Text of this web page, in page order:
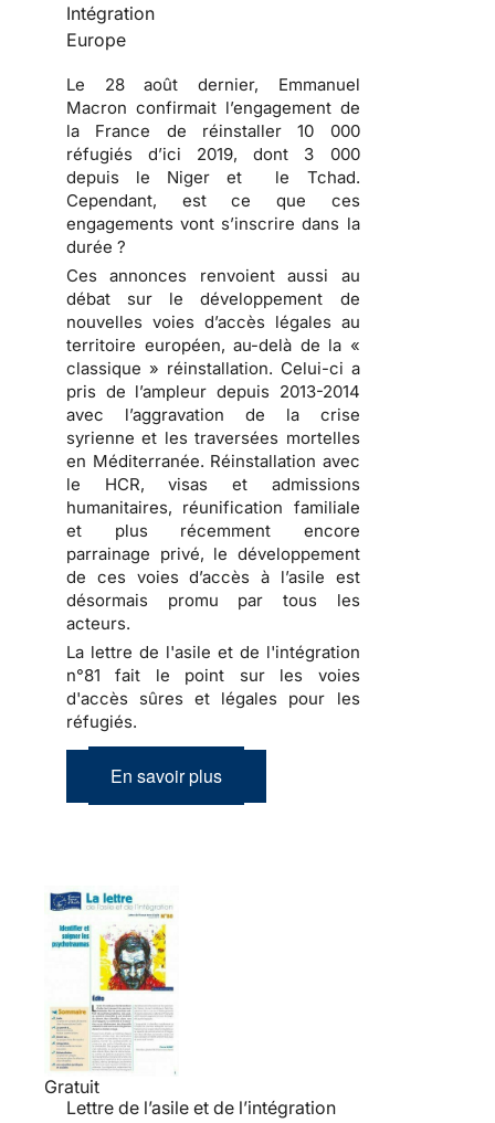
Intégration
Europe
Le 28 août dernier, Emmanuel
Macron confirmait l’engagement de
la France de réinstaller 10 000
réfugiés d’ici 2019, dont 3 000
depuis le Niger et le Tchad.
Cependant, est ce que ces
engagements vont s’inscrire dans la
durée ?
Ces annonces renvoient aussi au
débat sur le développement de
nouvelles voies d’accès légales au
territoire européen, au-delà de la «
classique » réinstallation. Celui-ci a
pris de l’ampleur depuis 2013-2014
avec l’aggravation de la crise
syrienne et les traversées mortelles
en Méditerranée. Réinstallation avec
le HCR, visas et admissions
humanitaires, réunification familiale
et plus récemment encore
parrainage privé, le développement
de ces voies d’accès à l’asile est
désormais promu par tous les
acteurs.
La lettre de l'asile et de l'intégration
n°81 fait le point sur les voies
d'accès sûres et légales pour les
réfugiés.
En savoir plus
Gratuit
Lettre de l’asile et de l’intégration